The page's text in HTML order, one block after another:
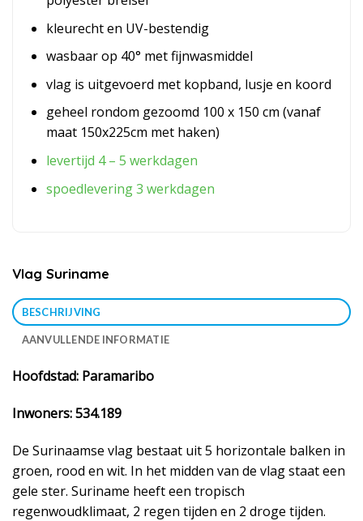
kleurecht en UV-bestendig
wasbaar op 40° met fijnwasmiddel
vlag is uitgevoerd met kopband, lusje en koord
geheel rondom gezoomd 100 x 150 cm (vanaf
maat 150x225cm met haken)
levertijd 4 – 5 werkdagen
spoedlevering 3 werkdagen
Vlag Suriname
BESCHRIJVING
AANVULLENDE INFORMATIE
Hoofdstad: Paramaribo
Inwoners: 534.189
De Surinaamse vlag bestaat uit 5 horizontale balken in
groen, rood en wit. In het midden van de vlag staat een
gele ster. Suriname heeft een tropisch
regenwoudklimaat, 2 regen tijden en 2 droge tijden.